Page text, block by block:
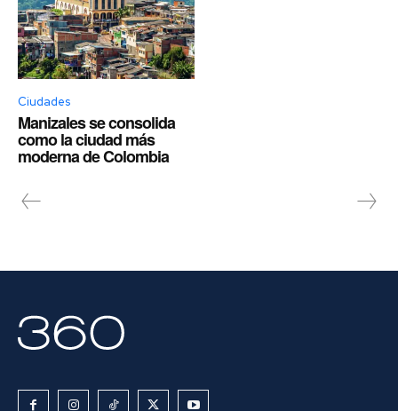
Ciudades
Manizales se consolida
como la ciudad más
moderna de Colombia